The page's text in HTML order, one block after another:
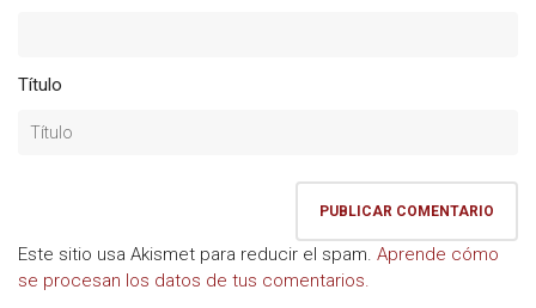
Título
Este sitio usa Akismet para reducir el spam. Aprende cómo
se procesan los datos de tus comentarios.